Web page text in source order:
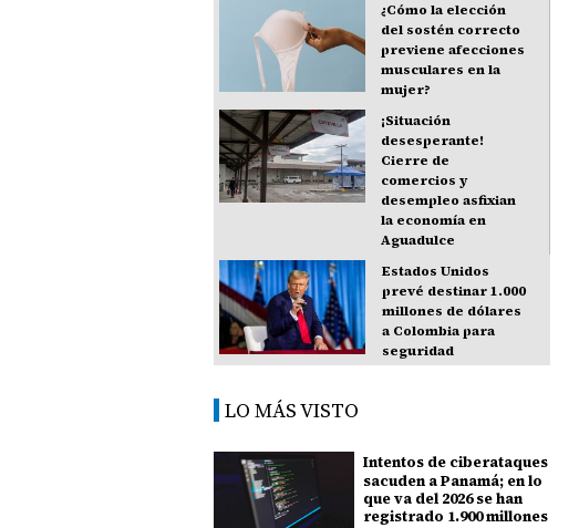
¿Cómo la elección
del sostén correcto
previene afecciones
musculares en la
mujer?
¡Situación
desesperante!
Cierre de
comercios y
desempleo asfixian
la economía en
Aguadulce
Estados Unidos
prevé destinar 1.000
millones de dólares
a Colombia para
seguridad
LO MÁS VISTO
Intentos de ciberataques
sacuden a Panamá; en lo
que va del 2026 se han
registrado 1.900 millones